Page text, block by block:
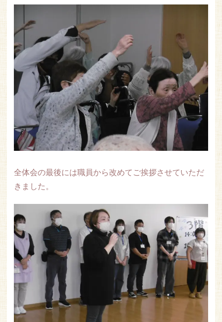
全体会の最後には職員から改めてご挨拶させていただ
きました。